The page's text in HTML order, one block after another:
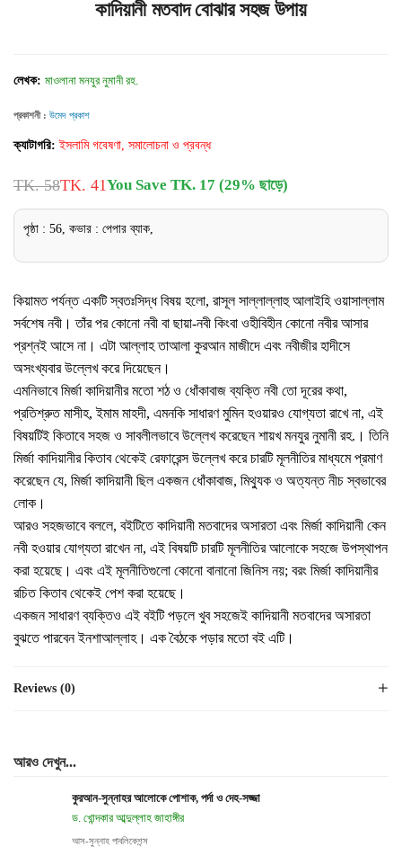
কাদিয়ানী মতবাদ বোঝার সহজ উপায়
লেখক: মাওলানা মনযুর নুমানী রহ.
প্রকাশনী : উমেদ প্রকাশ
ক্যাটাগরি: ইসলামি গবেষণা, সমালোচনা ও প্রবন্ধ
TK. 58TK. 41You Save TK. 17 (29% ছাড়ে)
পৃষ্ঠা : 56, কভার : পেপার ব্যাক,
কিয়ামত পর্যন্ত একটি স্বতঃসিদ্ধ বিষয় হলো, রাসূল সাল্লাল্লাহু আলাইহি ওয়াসাল্লাম
সর্বশেষ নবী। তাঁর পর কোনো নবী বা ছায়া-নবী কিংবা ওহীবিহীন কোনো নবীর আসার
প্রশ্নই আসে না। এটা আল্লাহ তাআলা কুরআন মাজীদে এবং নবীজীর হাদীসে
অসংখ্যবার উল্লেখ করে দিয়েছেন।
এমনিভাবে মির্জা কাদিয়ানীর মতো শঠ ও ধোঁকাবাজ ব্যক্তি নবী তো দূরের কথা,
প্রতিশ্রুত মাসীহ, ইমাম মাহদী, এমনকি সাধারণ মুমিন হওয়ারও যোগ্যতা রাখে না, এই
বিষয়টিই কিতাবে সহজ ও সাবলীলভাবে উল্লেখ করেছেন শায়খ মনযুর নুমানী রহ.। তিনি
মির্জা কাদিয়ানীর কিতাব থেকেই রেফারেন্স উল্লেখ করে চারটি মূলনীতির মাধ্যমে প্রমাণ
করেছেন যে, মির্জা কাদিয়ানী ছিল একজন ধোঁকাবাজ, মিথ্যুক ও অত্যন্ত নীচ স্বভাবের
লোক।
আরও সহজভাবে বললে, বইটিতে কাদিয়ানী মতবাদের অসারতা এবং মির্জা কাদিয়ানী কেন
নবী হওয়ার যোগ্যতা রাখেন না, এই বিষয়টি চারটি মূলনীতির আলোকে সহজে উপস্থাপন
করা হয়েছে। এবং এই মূলনীতিগুলো কোনো বানানো জিনিস নয়; বরং মির্জা কাদিয়ানীর
রচিত কিতাব থেকেই পেশ করা হয়েছে।
একজন সাধারণ ব্যক্তিও এই বইটি পড়লে খুব সহজেই কাদিয়ানী মতবাদের অসারতা
বুঝতে পারবেন ইনশাআল্লাহ। এক বৈঠকে পড়ার মতো বই এটি।
Reviews (0)
আরও দেখুন...
কুরআন-সুন্নাহর আলোকে পোশাক, পর্দা ও দেহ-সজ্জা
ড. খোন্দকার আব্দুল্লাহ জাহাঙ্গীর
আস-সুন্নাহ পাবলিকেশন্স